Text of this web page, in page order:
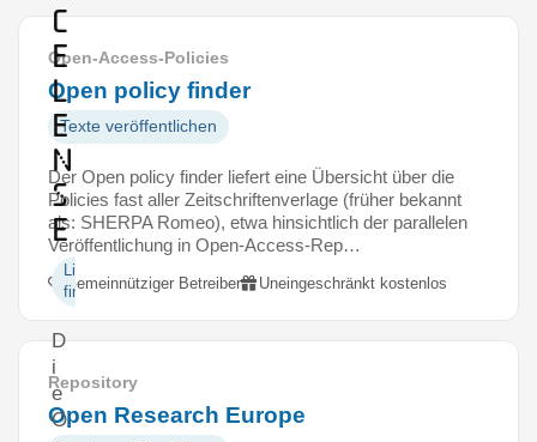
c
e
L
e
n
s
e
Literatur
finden
D
i
e
O
Open-Access-Policies
Open policy finder
Texte veröffentlichen
Der Open policy finder liefert eine Übersicht über die
Policies fast aller Zeitschriftenverlage (früher bekannt
als: SHERPA Romeo), etwa hinsichtlich der parallelen
Veröffentlichung in Open-Access-Rep…
Gemeinnütziger Betreiber Uneingeschränkt kostenlos
Repository
Open Research Europe